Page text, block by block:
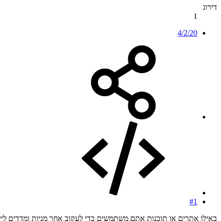
דירוג
1
4/2/20
#1
באילו אתרים או תוכנות אתם משתמשים כדי לעקוב אחר מניות ומדדים